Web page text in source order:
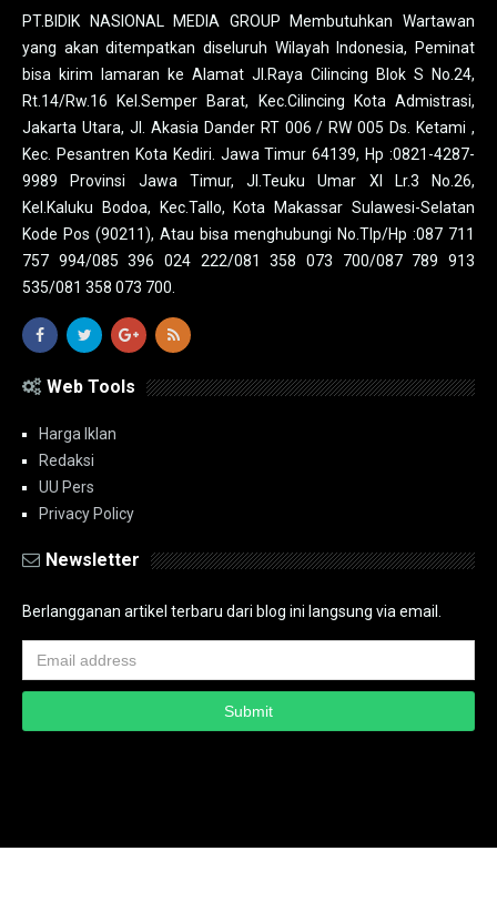
PT.BIDIK NASIONAL MEDIA GROUP Membutuhkan Wartawan
yang akan ditempatkan diseluruh Wilayah Indonesia, Peminat
bisa kirim lamaran ke Alamat Jl.Raya Cilincing Blok S No.24,
Rt.14/Rw.16 Kel.Semper Barat, Kec.Cilincing Kota Admistrasi,
Jakarta Utara, Jl. Akasia Dander RT 006 / RW 005 Ds. Ketami ,
Kec. Pesantren Kota Kediri. Jawa Timur 64139, Hp :0821-4287-
9989 Provinsi Jawa Timur, Jl.Teuku Umar XI Lr.3 No.26,
Kel.Kaluku Bodoa, Kec.Tallo, Kota Makassar Sulawesi-Selatan
Kode Pos (90211), Atau bisa menghubungi No.Tlp/Hp :087 711
757 994/085 396 024 222/081 358 073 700/087 789 913
535/081 358 073 700.
Web Tools
Harga Iklan
Redaksi
UU Pers
Privacy Policy
Newsletter
Berlangganan artikel terbaru dari blog ini langsung via email.